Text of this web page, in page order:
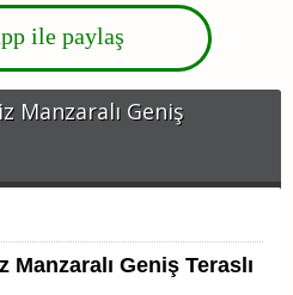
ile paylaş
Manzaralı Geniş
Geniş Teraslı